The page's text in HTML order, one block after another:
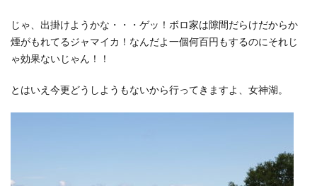
じゃ、出掛けようかな・・・ゲッ！ボロ家は隙間だらけだからか
煙がもれてるジャマイカ！なんだよ一個何百円もするのにそれじ
ゃ効果ないじゃん！！
とはいえ今更どうしようもないから行ってきますよ、女神湖。